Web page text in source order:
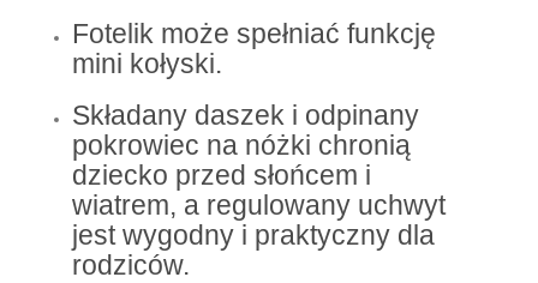
Fotelik może spełniać funkcję
mini kołyski.
Składany daszek i odpinany
pokrowiec na nóżki chronią
dziecko przed słońcem i
wiatrem, a regulowany uchwyt
jest wygodny i praktyczny dla
rodziców.